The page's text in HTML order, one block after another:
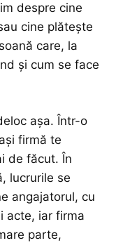
despre cine
cine plătește
care, la
și cum se face
așa. Într-o
firmă te
de făcut. În
lucrurile se
angajatorul, cu
acte, iar firma
parte,